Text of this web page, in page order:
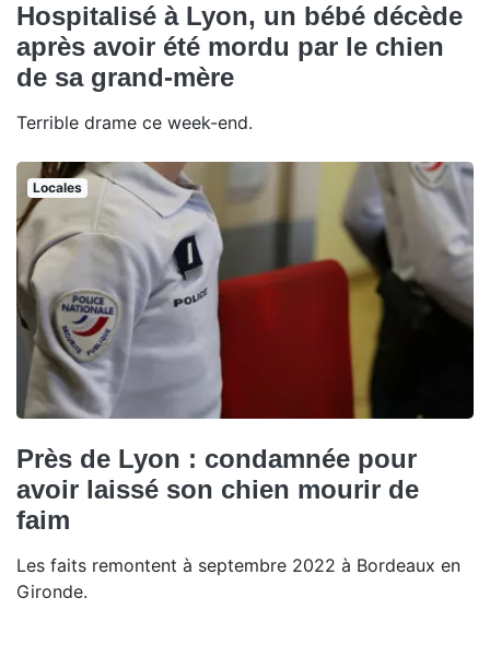
Hospitalisé à Lyon, un bébé décède
après avoir été mordu par le chien
de sa grand-mère
Terrible drame ce week-end.
Locales
Près de Lyon : condamnée pour
avoir laissé son chien mourir de
faim
Les faits remontent à septembre 2022 à Bordeaux en
Gironde.